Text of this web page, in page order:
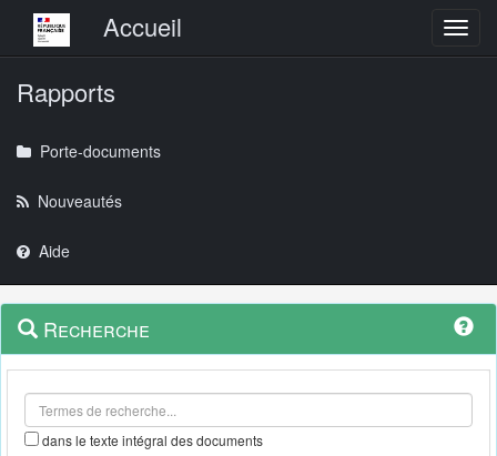
Menu principalAccueil
Rapports
Porte-documents
Nouveautés
Aide
Navigation
outils
Menu
contextuel
Recherche
dans le texte intégral des documents